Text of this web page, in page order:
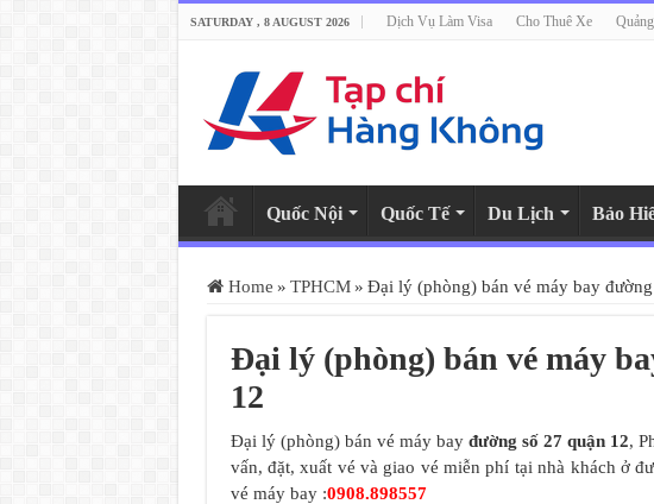
SATURDAY , 8 AUGUST 2026 Dịch Vụ Làm Visa Cho Thuê Xe
Quốc Nội Quốc Tế Du Lịch Bảo
Home » TPHCM » Đại lý (phòng) bán vé máy bay
Đại lý (phòng) bán vé máy
12
Đại lý (phòng) bán vé máy bay đường số 27 quận 12,
vấn, đặt, xuất vé và giao vé miễn phí tại nhà khách ở
vé máy bay :0908.898557